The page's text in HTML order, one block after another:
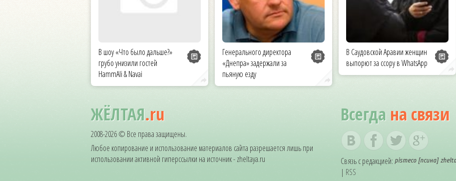
В шоу «Что было дальше?»
грубо унизили гостей
HammAli & Navai
Генерального директора
«Днепра» задержали за
пьяную езду
В Саудовской Аравии женщин
выпорют за ссору в WhatsApp
ЖЁЛТАЯ.ru
2008-2026 © Все права защищены.
Любое копирование и использование материалов сайта разрешается лишь при
использовании активной гиперссылки на источник - zheltaya.ru
Всегда на связи
Связь с редакцией:
| RSS